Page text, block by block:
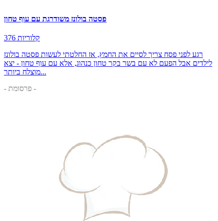
פסטה בולונז משודרגת עם עוף טחון
376 קלוריות
רגע לפני פסח צריך לסיים את החמץ, אז החלטתי לעשות פסטה בולונז
לילדים אבל הפעם לא עם בשר בקר טחון כנהוג, אלא עם עוף טחון - יצא
מוצלח ביותר...
- פרסומת -